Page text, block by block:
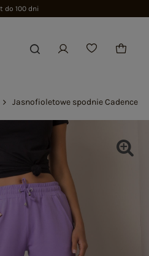
do 100 dni
Jasnofioletowe spodnie Cadence